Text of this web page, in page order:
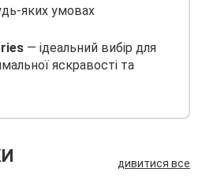
яких умовах
— ідеальний вибір для
яскравості та
дивитися все